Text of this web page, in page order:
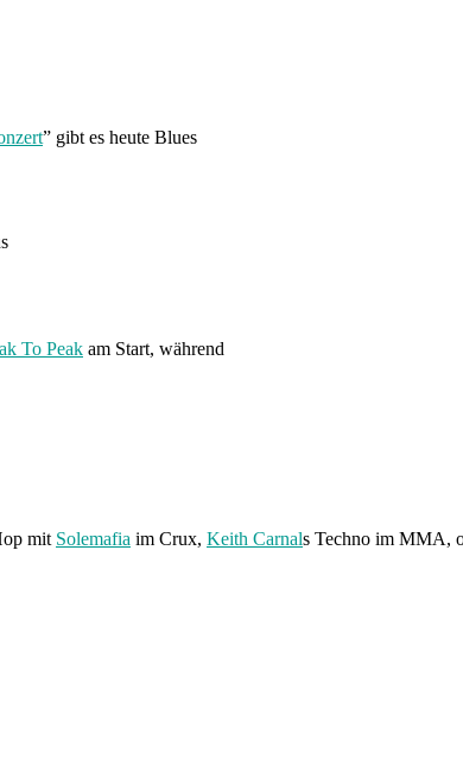
” gibt es heute Blues
To Peak am Start, während
mit Solemafia im Crux, Keith Carnals Techno im MMA,